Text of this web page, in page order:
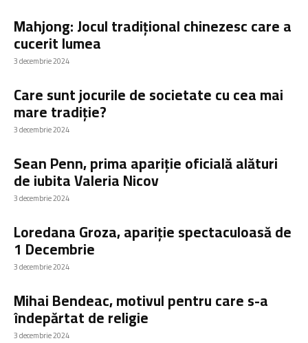
Mahjong: Jocul tradițional chinezesc care a
cucerit lumea
3 decembrie 2024
Care sunt jocurile de societate cu cea mai
mare tradiție?
3 decembrie 2024
Sean Penn, prima apariție oficială alături
de iubita Valeria Nicov
3 decembrie 2024
Loredana Groza, apariție spectaculoasă de
1 Decembrie
3 decembrie 2024
Mihai Bendeac, motivul pentru care s-a
îndepărtat de religie
3 decembrie 2024